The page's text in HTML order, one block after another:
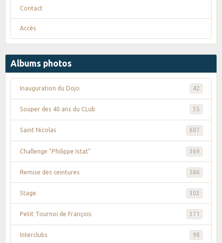
Contact
Accès
Albums photos
Inauguration du Dojo 42
Souper des 40 ans du CLub 35
Saint Nicolas 607
Challenge "Philippe Istat" 369
Remise des ceintures 586
Stage 303
Petit Tournoi de François 371
Interclubs 98